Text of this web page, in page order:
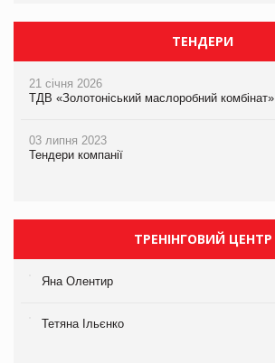
ТЕНДЕРИ
21 січня 2026
ТДВ «Золотоніський маслоробний комбінат»
03 липня 2023
Тендери компанії
ТРЕНІНГОВИЙ ЦЕНТР
Яна Олентир
Тетяна Ільєнко